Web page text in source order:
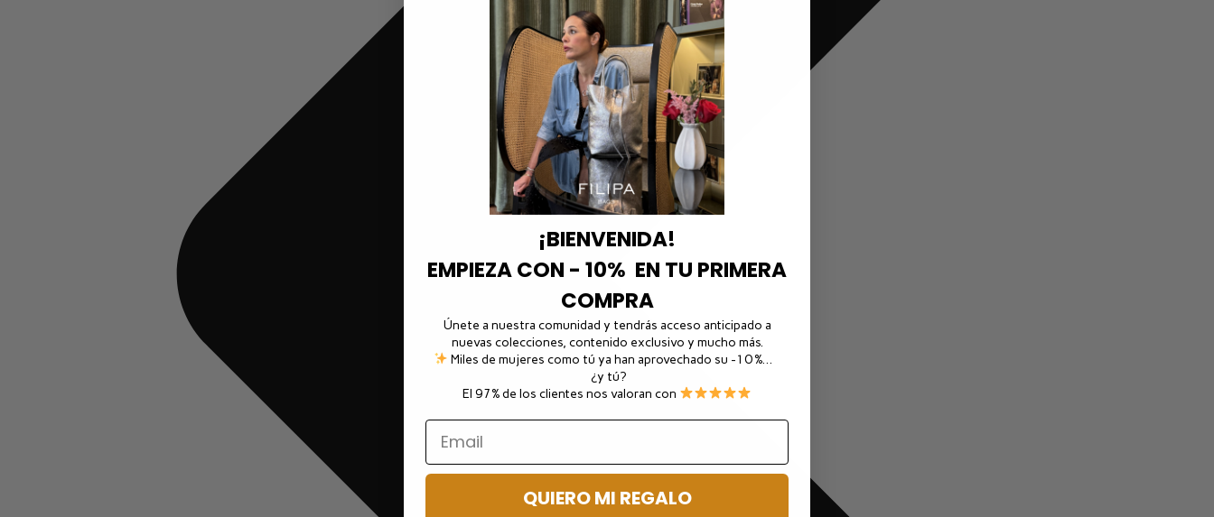
¡BIENVENIDA!
EMPIEZA CON - 10% EN TU PRIMERA
COMPRA
Únete a nuestra comunidad y tendrás acceso anticipado a
nuevas colecciones, contenido exclusivo y mucho más.
Miles de mujeres como tú ya han aprovechado su -10 %…
¿y tú?
El 97% de los clientes nos valoran con
QUIERO MI REGALO